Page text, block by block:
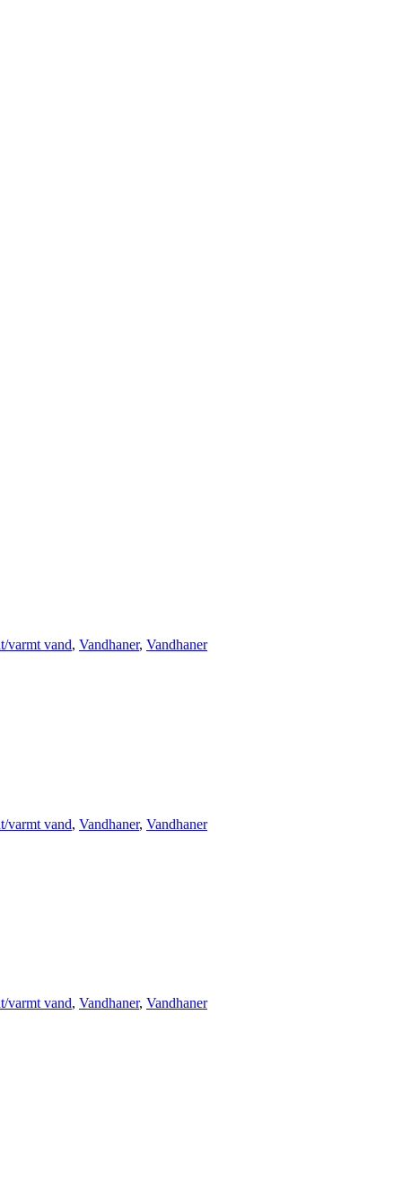
varmt vand, Vandhaner, Vandhaner
varmt vand, Vandhaner, Vandhaner
varmt vand, Vandhaner, Vandhaner